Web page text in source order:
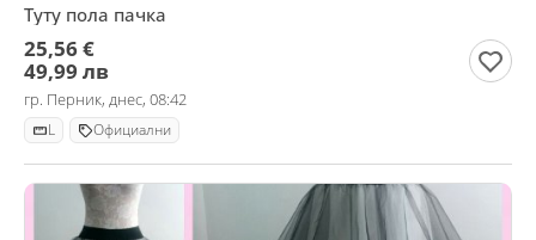
Туту пола пачка
25,56 €
49,99 лв
гр. Перник, днес, 08:42
L Официални